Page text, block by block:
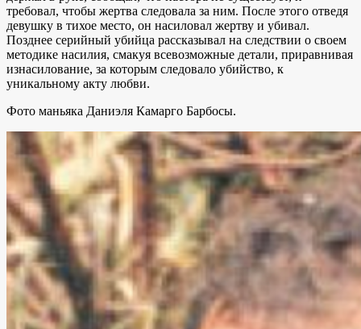
требовал, чтобы жертва следовала за ним. После этого отведя
девушку в тихое место, он насиловал жертву и убивал.
Позднее серийный убийца рассказывал на следствии о своем
методике насилия, смакуя всевозможные детали, приравнивая
изнасилование, за которым следовало убийство, к
уникальному акту любви.
Фото маньяка Даниэля Камарго Барбосы.